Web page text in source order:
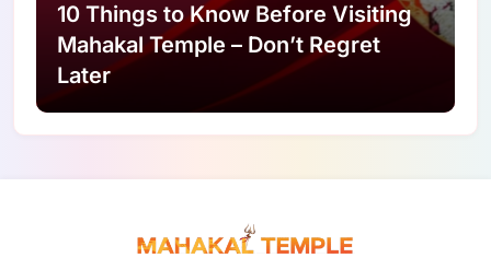
10 Things to Know Before Visiting
Mahakal Temple – Don’t Regret
Later